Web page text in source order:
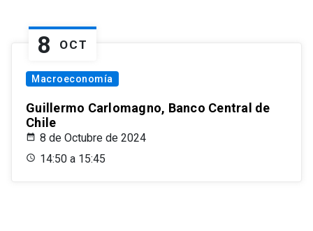
8 OCT
Macroeconomía
Guillermo Carlomagno, Banco Central de
Chile
8 de Octubre de 2024
14:50 a 15:45